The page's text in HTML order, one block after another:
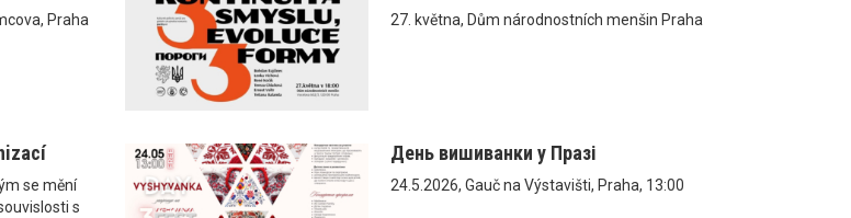
Praha 27. května, Dům národnostních menšin Praha
se mění
s
День вишиванки у Празі
24.5.2026, Gauč na Výstavišti, Praha, 13:00